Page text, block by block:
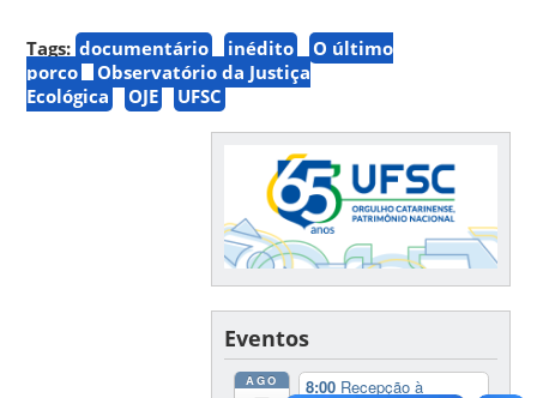
Tags: documentário inédito
O último
porco
Observatório da Justiça
Ecológica
OJE UFSC
Eventos
AGO 8:00 Recepção à